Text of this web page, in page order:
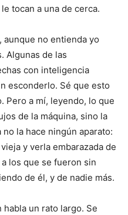
tocan a una de cerca.
aunque no entienda yo
Algunas de las
con inteligencia
esconderlo. Sé que esto
Pero a mí, leyendo, lo que
de la máquina, sino la
la hace ningún aparato:
y verla embarazada de
los que se fueron sin
de él, y de nadie más.
habla un rato largo. Se